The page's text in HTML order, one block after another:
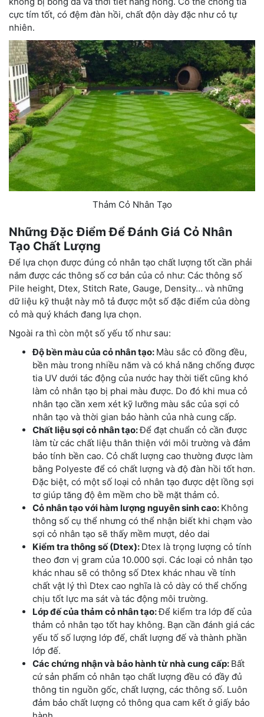
cực tím tốt, có đệm đàn hồi, chất độn dày đặc như cỏ tự
nhiên.
Thảm Cỏ Nhân Tạo
Những Đặc Điểm Để Đánh Giá Cỏ Nhân
Tạo Chất Lượng
Để lựa chọn được đúng cỏ nhân tạo chất lượng tốt cần phải
nắm được các thông số cơ bản của cỏ như: Các thông số
Pile height, Dtex, Stitch Rate, Gauge, Density… và những
dữ liệu kỹ thuật này mô tả được một số đặc điểm của dòng
cỏ mà quý khách đang lựa chọn.
Ngoài ra thì còn một số yếu tố như sau:
Độ bền màu của cỏ nhân tạo: Màu sắc cỏ đồng đều,
bền màu trong nhiều năm và có khả năng chống được
tia UV dưới tác động của nước hay thời tiết cũng khó
làm cỏ nhân tạo bị phai màu được. Do đó khi mua cỏ
nhân tạo cần xem xét kỹ lưỡng màu sắc của sợi cỏ
nhân tạo và thời gian bảo hành của nhà cung cấp.
Chất liệu sợi cỏ nhân tạo:Để đạt chuẩn cỏ cần được
làm từ các chất liệu thân thiện với môi trường và đảm
bảo tính bền cao. Cỏ chất lượng cao thường được làm
bằng Polyeste để có chất lượng và độ đàn hồi tốt hơn.
Đặc biệt, có một số loại cỏ nhân tạo được dệt lồng sợi
tơ giúp tăng độ êm mềm cho bề mặt thảm cỏ.
Cỏ nhân tạo với hàm lượng nguyên sinh cao: Không
thông số cụ thể nhưng có thể nhận biết khi chạm vào
sợi cỏ nhân tạo sẽ thấy mềm mượt, dẻo dai
Kiểm tra thông số (Dtex): Dtex là trọng lượng cỏ tính
theo đơn vị gram của 10.000 sợi. Các loại cỏ nhân tạo
khác nhau sẽ có thông số Dtex khác nhau về tính
chất vật lý thì Dtex cao nghĩa là cỏ dày có thể chống
chịu tốt lực ma sát và tác động môi trường.
Lớp đế của thảm cỏ nhân tạo:Để kiểm tra lớp đế của
thảm cỏ nhân tạo tốt hay không. Bạn cần đánh giá các
yếu tố số lượng lớp đế, chất lượng đế và thành phần
lớp đế.
Các chứng nhận và bảo hành từ nhà cung cấp: Bất
cứ sản phẩm cỏ nhân tạo chất lượng đều có đầy đủ
thông tin nguồn gốc, chất lượng, các thông số. Luôn
đảm bảo chất lượng cỏ thông qua cam kết ở giấy bảo